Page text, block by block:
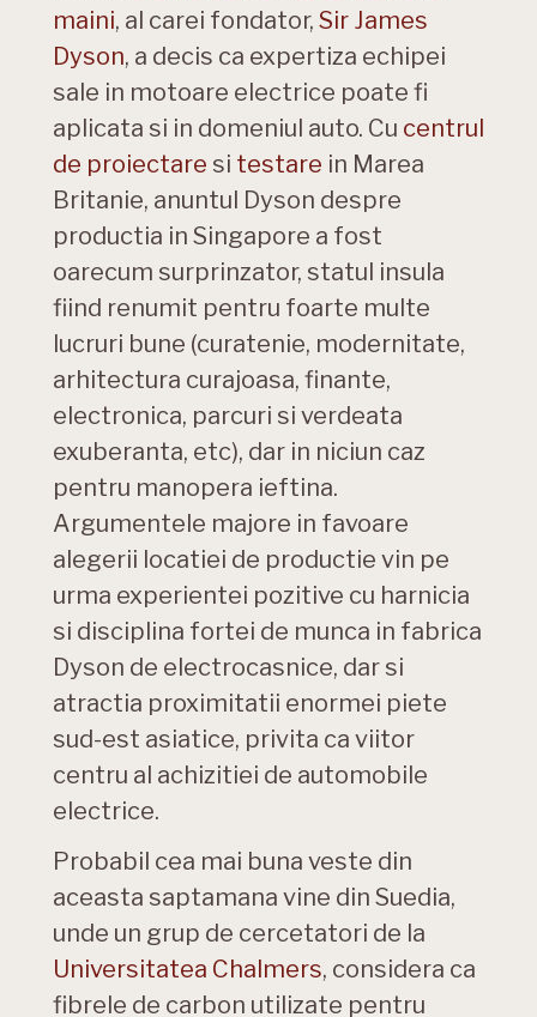
maini, al carei fondator, Sir James
Dyson, a decis ca expertiza echipei
sale in motoare electrice poate fi
aplicata si in domeniul auto. Cu centrul
de proiectare si testare in Marea
Britanie, anuntul Dyson despre
productia in Singapore a fost
oarecum surprinzator, statul insula
fiind renumit pentru foarte multe
lucruri bune (curatenie, modernitate,
arhitectura curajoasa, finante,
electronica, parcuri si verdeata
exuberanta, etc), dar in niciun caz
pentru manopera ieftina.
Argumentele majore in favoare
alegerii locatiei de productie vin pe
urma experientei pozitive cu harnicia
si disciplina fortei de munca in fabrica
Dyson de electrocasnice, dar si
atractia proximitatii enormei piete
sud-est asiatice, privita ca viitor
centru al achizitiei de automobile
electrice.
Probabil cea mai buna veste din
aceasta saptamana vine din Suedia,
unde un grup de cercetatori de la
Universitatea Chalmers, considera ca
fibrele de carbon utilizate pentru